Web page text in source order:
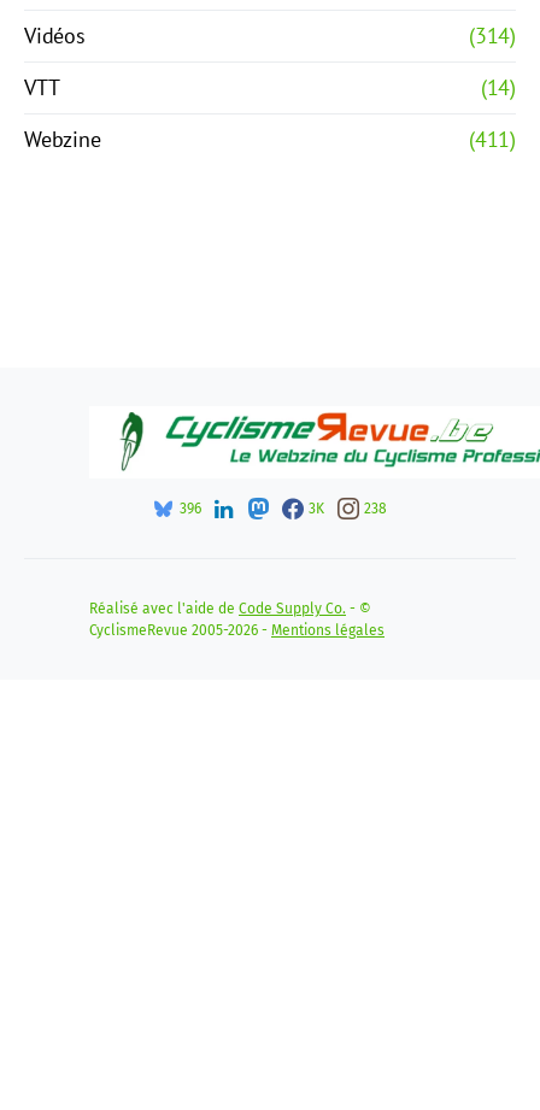
Vidéos
(314)
VTT
(14)
Webzine
(411)
396 3K 238
Réalisé avec l'aide de Code Supply Co. - ©
CyclismeRevue 2005-2026 - Mentions légales